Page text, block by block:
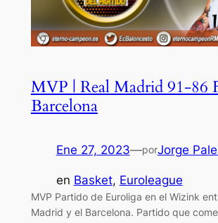
MVP | Real Madrid 91-86
Barcelona
Ene 27, 2023—porJorge
en Basket, Euroleague
MVP Partido de Euroliga en el Wizink
Madrid y el Barcelona. Partido que